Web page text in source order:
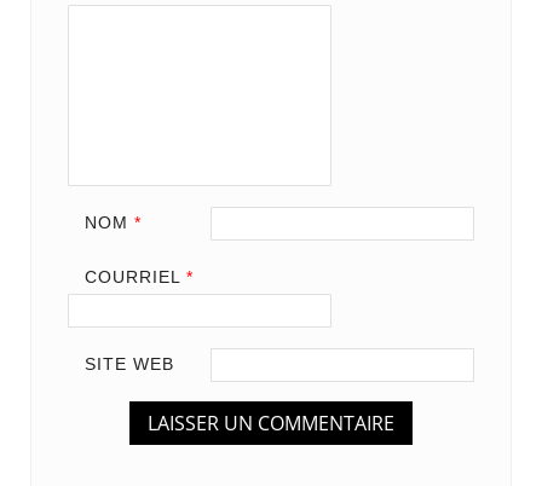
NOM *
COURRIEL *
SITE WEB